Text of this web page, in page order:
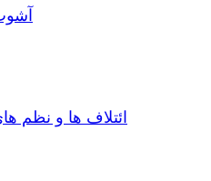
آشوب
ائتلاف ها و نظم